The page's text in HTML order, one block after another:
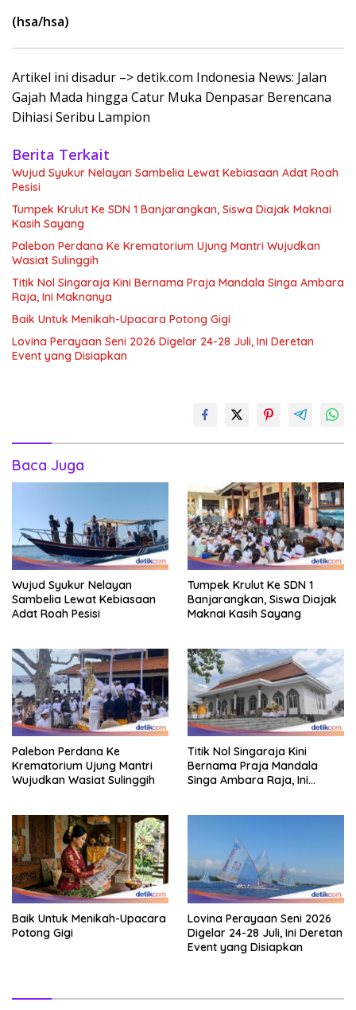
(hsa/hsa)
Artikel ini disadur –> detik.com Indonesia News: Jalan
Gajah Mada hingga Catur Muka Denpasar Berencana
Dihiasi Seribu Lampion
Berita Terkait
Wujud Syukur Nelayan Sambelia Lewat Kebiasaan Adat Roah
Pesisi
Tumpek Krulut Ke SDN 1 Banjarangkan, Siswa Diajak Maknai
Kasih Sayang
Palebon Perdana Ke Krematorium Ujung Mantri Wujudkan
Wasiat Sulinggih
Titik Nol Singaraja Kini Bernama Praja Mandala Singa Ambara
Raja, Ini Maknanya
Baik Untuk Menikah-Upacara Potong Gigi
Lovina Perayaan Seni 2026 Digelar 24-28 Juli, Ini Deretan
Event yang Disiapkan
Baca Juga
Wujud Syukur Nelayan
Sambelia Lewat Kebiasaan
Adat Roah Pesisi
Tumpek Krulut Ke SDN 1
Banjarangkan, Siswa Diajak
Maknai Kasih Sayang
Palebon Perdana Ke
Krematorium Ujung Mantri
Wujudkan Wasiat Sulinggih
Titik Nol Singaraja Kini
Bernama Praja Mandala
Singa Ambara Raja, Ini
Baik Untuk Menikah-Upacara
Potong Gigi
Lovina Perayaan Seni 2026
Digelar 24-28 Juli, Ini Deretan
Event yang Disiapkan